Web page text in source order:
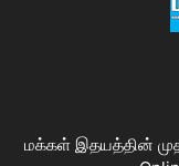
மக்கள் இதயத்தின்